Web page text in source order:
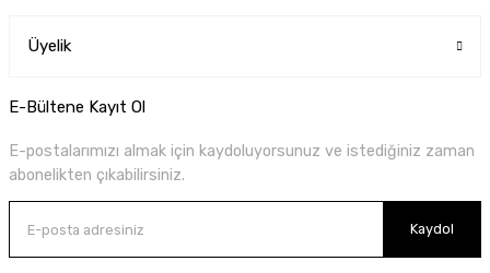
Üyelik
E-Bültene Kayıt Ol
E-postalarımızı almak için kaydoluyorsunuz ve istediğiniz zaman
abonelikten çıkabilirsiniz.
Kaydol